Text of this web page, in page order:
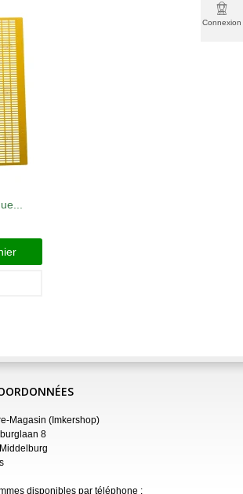
Magasin (Imkershop)
8
disponibles par téléphone :
Connexion